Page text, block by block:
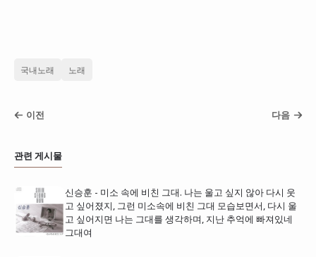
국내노래 노래
이전 다음
관련 게시물
신승훈 - 미소 속에 비친 그대. 나는 울고 싶지 않아 다시 웃
고 싶어졌지, 그런 미소속에 비친 그대 모습보면서, 다시 울
고 싶어지면 나는 그대를 생각하며, 지난 추억에 빠져있네
그대여